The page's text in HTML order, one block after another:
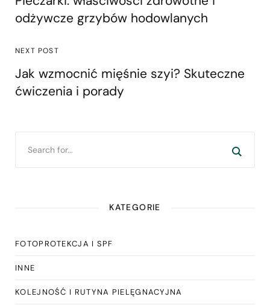
odżywcze grzybów hodowlanych
NEXT POST
Jak wzmocnić mięśnie szyi? Skuteczne
ćwiczenia i porady
KATEGORIE
FOTOPROTEKCJA I SPF
INNE
KOLEJNOŚĆ I RUTYNA PIELĘGNACYJNA